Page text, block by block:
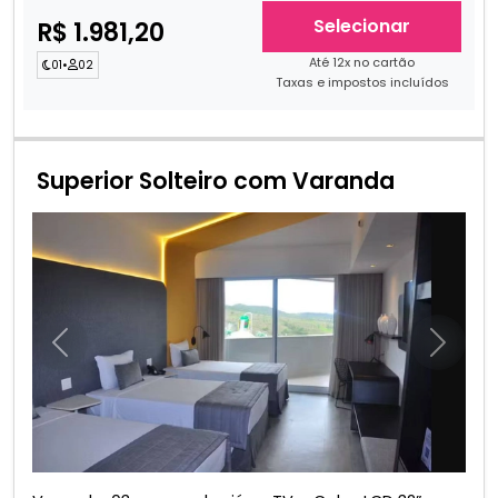
R$ 1.981,20
01• 02
Selecionar
Até 12x no cartão
Taxas e impostos incluídos
Superior Solteiro com Varanda
Anterior